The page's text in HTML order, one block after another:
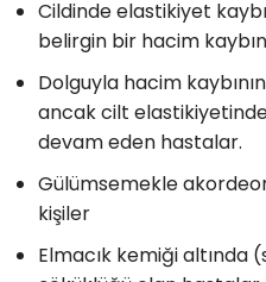
Cildinde elastikiyet
belirgin bir hacim
Dolguyla hacim
ancak cilt
devam eden hastalar.
Gülümsemekle
kişiler
Elmacık kemiği altında